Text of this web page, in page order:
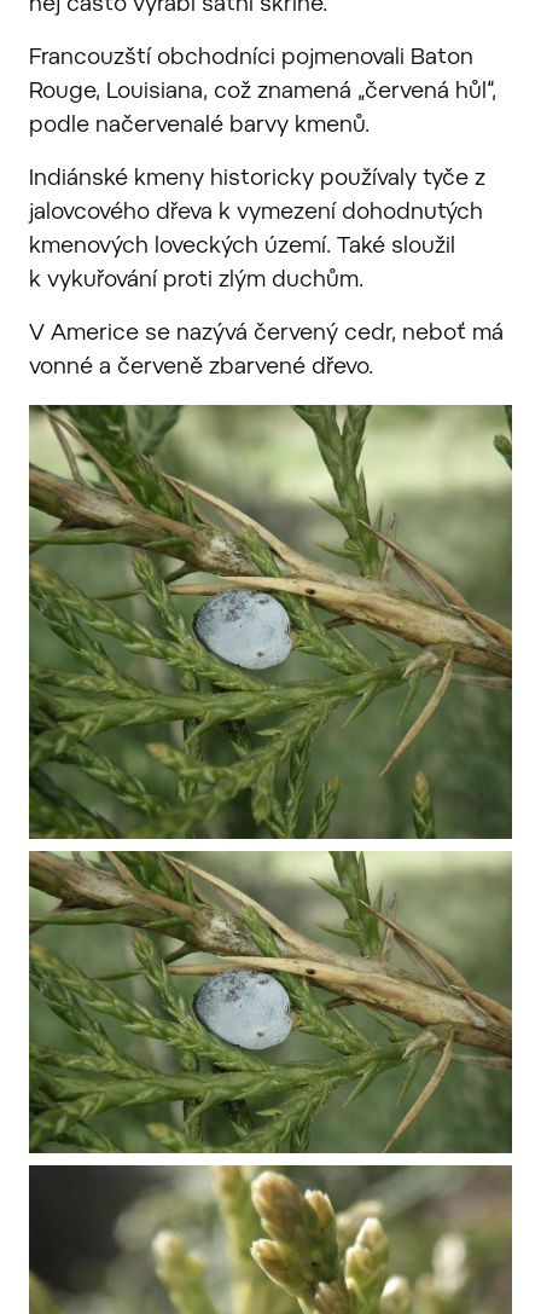
něj často vyrábí šatní skříně.
Francouzští obchodníci pojmenovali Baton
Rouge, Louisiana, což znamená „červená hůl“,
podle načervenalé barvy kmenů.
Indiánské kmeny historicky používaly tyče z
jalovcového dřeva k vymezení dohodnutých
kmenových loveckých území. Také sloužil
k vykuřování proti zlým duchům.
V Americe se nazývá červený cedr, neboť má
vonné a červeně zbarvené dřevo.